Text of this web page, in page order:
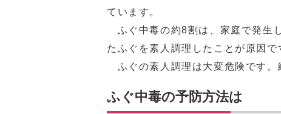
ています。
ふぐ中毒の約8割は、家庭で発生
たふぐを素人調理したことが原因で
ふぐの素人調理は大変危険です。
ふぐ中毒の予防方法は